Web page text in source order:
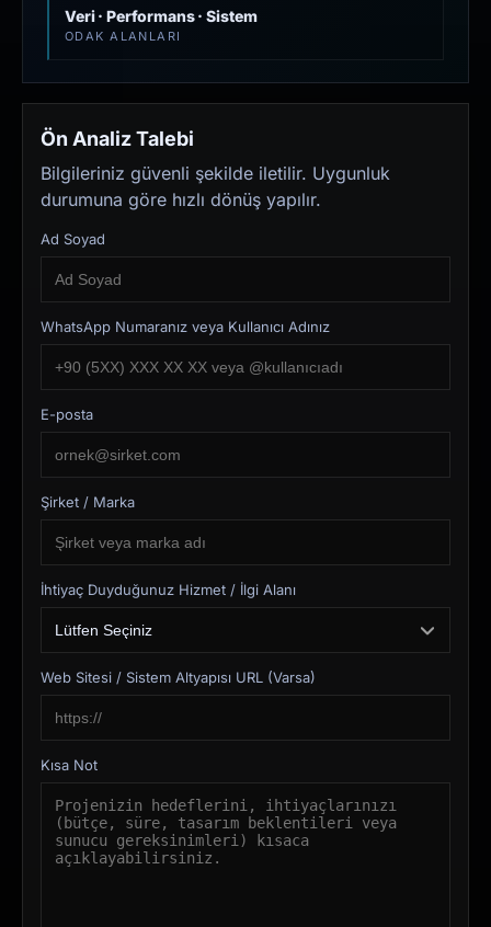
Veri · Performans · Sistem
ODAK ALANLARI
Ön Analiz Talebi
Bilgileriniz güvenli şekilde iletilir. Uygunluk
durumuna göre hızlı dönüş yapılır.
Ad Soyad
WhatsApp Numaranız veya Kullanıcı Adınız
E-posta
Şirket / Marka
İhtiyaç Duyduğunuz Hizmet / İlgi Alanı
Web Sitesi / Sistem Altyapısı URL (Varsa)
Kısa Not